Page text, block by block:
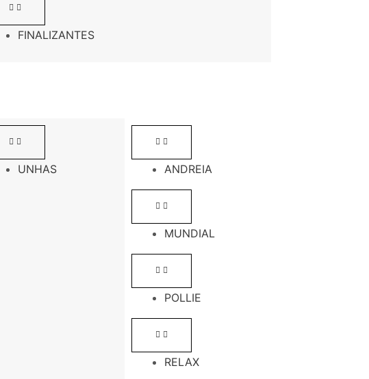
FINALIZANTES
UNHAS ANDREIA
MUNDIAL
POLLIE
RELAX